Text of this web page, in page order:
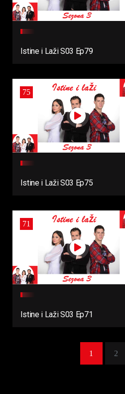
Istine i Laži S03 Ep79
75
Istine i Laži S03 Ep75
71
Istine i Laži S03 Ep71
1 2